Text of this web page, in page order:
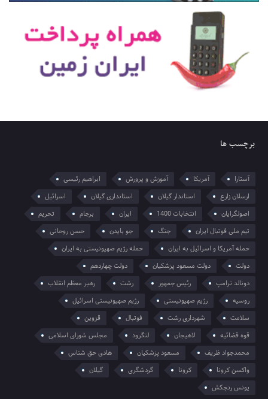
برچسب ها
آستارا آمریکا آموزش و پرورش
ابراهیم رئیسی
ارسلان زارع
استاندار گیلان استانداری گیلان
اسرائیل
اصولگرایان
انتخابات 1400 ایران برجام
تحریم
تیم ملی فوتبال ایران
جنگ جو بایدن
حسن روحانی
حمله آمریکا و اسرائیل به ایران
حمله رژیم صهیونیستی به ایران
دولت
دولت مسعود پزشکیان
دولت چهاردهم
دونالد ترامپ
رئیس جمهور رشت
رهبر معظم انقلاب
روسیه
رژیم صهیونیستی
رژیم صهیونیستی اسرائیل
سلامت
شهرداری رشت فوتبال
قزوین
قوه قضائیه
لاهیجان لنگرود
مجلس شورای اسلامی
محمدجواد ظریف
مسعود پزشکیان
هادی حق شناس
واکسن کرونا
کرونا گردشگری
گیلان
یونس رنجکش